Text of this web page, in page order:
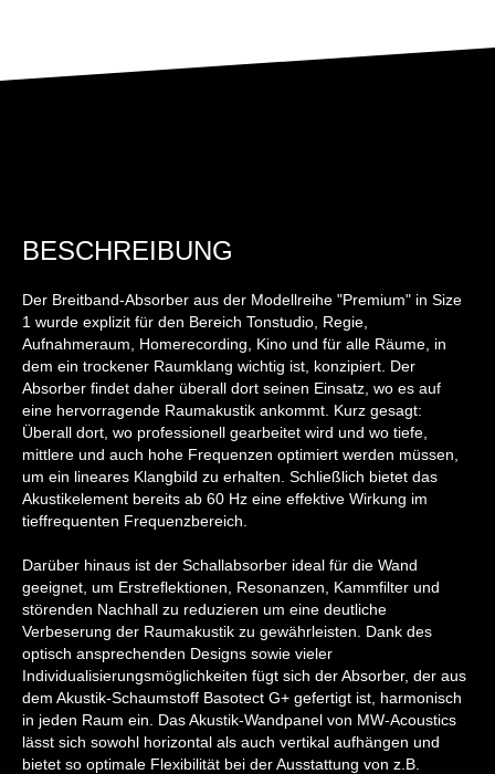
BESCHREIBUNG
Der Breitband-Absorber aus der Modellreihe "Premium" in Size
1 wurde explizit für den Bereich Tonstudio, Regie,
Aufnahmeraum, Homerecording, Kino und für alle Räume, in
dem ein trockener Raumklang wichtig ist, konzipiert. Der
Absorber findet daher überall dort seinen Einsatz, wo es auf
eine hervorragende Raumakustik ankommt. Kurz gesagt:
Überall dort, wo professionell gearbeitet wird und wo tiefe,
mittlere und auch hohe Frequenzen optimiert werden müssen,
um ein lineares Klangbild zu erhalten. Schließlich bietet das
Akustikelement bereits ab 60 Hz eine effektive Wirkung im
tieffrequenten Frequenzbereich.
Darüber hinaus ist der Schallabsorber ideal für die Wand
geeignet, um Erstreflektionen, Resonanzen, Kammfilter und
störenden Nachhall zu reduzieren um eine deutliche
Verbeserung der Raumakustik zu gewährleisten. Dank des
optisch ansprechenden Designs sowie vieler
Individualisierungsmöglichkeiten fügt sich der Absorber, der aus
dem Akustik-Schaumstoff Basotect G+ gefertigt ist, harmonisch
in jeden Raum ein. Das Akustik-Wandpanel von MW-Acoustics
lässt sich sowohl horizontal als auch vertikal aufhängen und
bietet so optimale Flexibilität bei der Ausstattung von z.B.